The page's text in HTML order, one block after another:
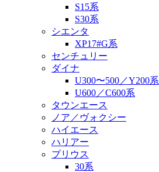
S15系
S30系
シエンタ
XP17#G系
センチュリー
ダイナ
U300〜500／Y200系
U600／C600系
タウンエース
ノア／ヴォクシー
ハイエース
ハリアー
プリウス
30系